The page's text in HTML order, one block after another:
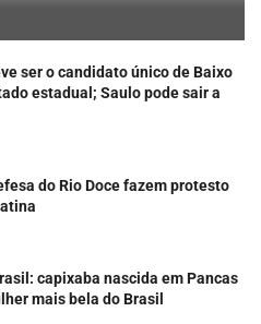
ser o candidato único de Baixo
estadual; Saulo pode sair a
do Rio Doce fazem protesto
capixaba nascida em Pancas
mais bela do Brasil